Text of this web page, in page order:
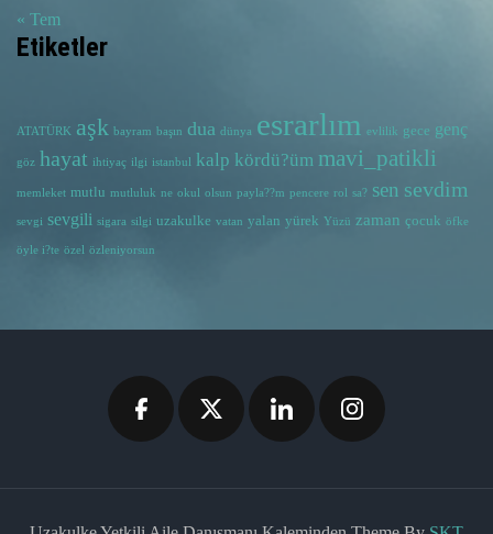
« Tem
Etiketler
ATATÜRK aşk bayram başın dua dünya esrarlım evlilik gece genç
göz hayat ihtiyaç ilgi istanbul kalp kördü?üm mavi_patikli
memleket mutlu mutluluk ne okul olsun payla??m pencere rol sa? sen sevdim
sevgi sevgili sigara silgi uzakulke vatan yalan yürek Yüzü zaman çocuk öfke
öyle i?te özel özleniyorsun